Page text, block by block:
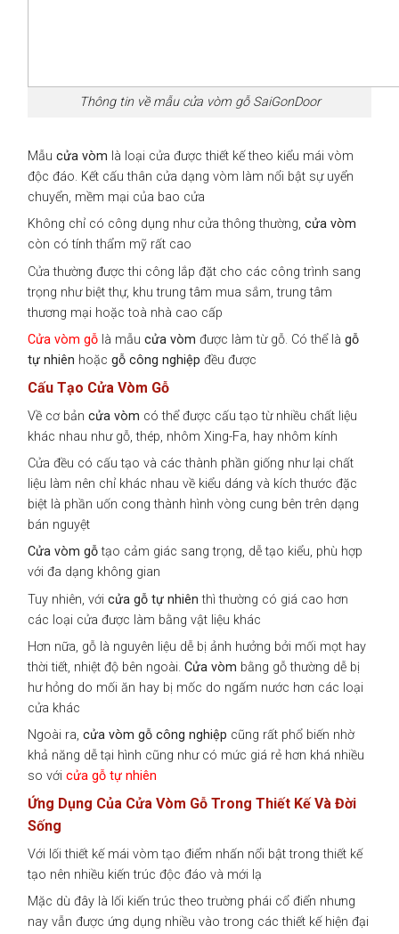
Thông tin về mẫu cửa vòm gỗ SaiGonDoor
Mẫu cửa vòm là loại cửa được thiết kế theo kiểu mái vòm
độc đáo. Kết cấu thân cửa dạng vòm làm nổi bật sự uyển
chuyển, mềm mại của bao cửa
Không chỉ có công dụng như cửa thông thường, cửa vòm
còn có tính thẩm mỹ rất cao
Cửa thường được thi công lắp đặt cho các công trình sang
trọng như biệt thự, khu trung tâm mua sắm, trung tâm
thương mại hoặc toà nhà cao cấp
Cửa vòm gỗ là mẫu cửa vòm được làm từ gỗ. Có thể là gỗ
tự nhiên hoặc gỗ công nghiệp đều được
Cấu Tạo Cửa Vòm Gỗ
Về cơ bản cửa vòm có thể được cấu tạo từ nhiều chất liệu
khác nhau như gỗ, thép, nhôm Xing-Fa, hay nhôm kính
Cửa đều có cấu tạo và các thành phần giống như lại chất
liệu làm nên chỉ khác nhau về kiểu dáng và kích thước đặc
biệt là phần uốn cong thành hình vòng cung bên trên dạng
bán nguyệt
Cửa vòm gỗtạo cảm giác sang trọng, dễ tạo kiểu, phù hợp
với đa dạng không gian
Tuy nhiên, với cửa gỗ tự nhiên thì thường có giá cao hơn
các loại cửa được làm bằng vật liệu khác
Hơn nữa, gỗ là nguyên liệu dễ bị ảnh hưởng bởi mối mọt hay
thời tiết, nhiệt độ bên ngoài. Cửa vòm bằng gỗ thường dễ bị
hư hỏng do mối ăn hay bị mốc do ngấm nước hơn các loại
cửa khác
Ngoài ra, cửa vòm gỗ công nghiệp cũng rất phổ biến nhờ
khả năng dễ tại hình cũng như có mức giá rẻ hơn khá nhiều
so với cửa gỗ tự nhiên
Ứng Dụng Của Cửa Vòm Gỗ Trong Thiết Kế Và Đời
Sống
Với lối thiết kế mái vòm tạo điểm nhấn nổi bật trong thiết kế
tạo nên nhiều kiến trúc độc đáo và mới lạ
Mặc dù đây là lối kiến trúc theo trường phái cổ điển nhưng
nay vẫn được ứng dụng nhiều vào trong các thiết kế hiện đại